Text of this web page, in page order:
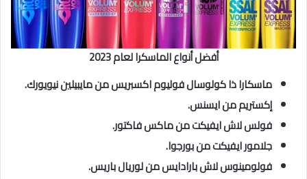
أفضل أنواع الماسكرا لعام 2023
ماسكارا ذا كولوسال فوليوم اكسبريس من مايبيلين نيويورك.
إكستريم من ايسنس.
فولس لاش ايفيكت من ماكس فاكتور.
جلامور ايفيكت من بورجوا.
فولومينوس لاش بارادايس من لوريال باريس.